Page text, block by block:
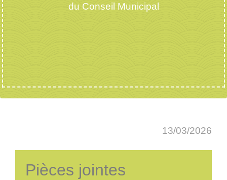
du Conseil Municipal
13/03/2026
Pièces jointes